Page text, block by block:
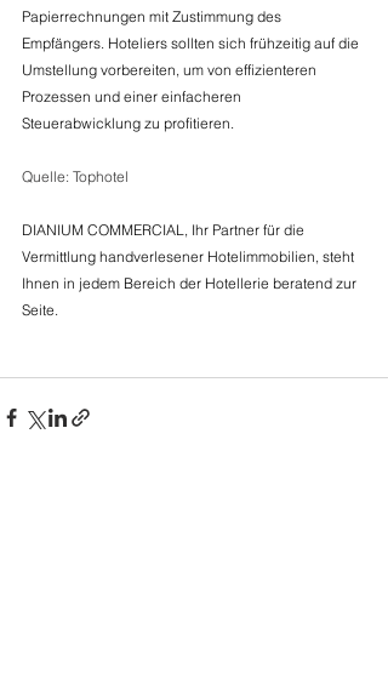
Papierrechnungen mit Zustimmung des
Empfängers. Hoteliers sollten sich frühzeitig auf die
Umstellung vorbereiten, um von effizienteren
Prozessen und einer einfacheren
Steuerabwicklung zu profitieren.
Quelle: Tophotel
DIANIUM COMMERCIAL, Ihr Partner für die
Vermittlung handverlesener Hotelimmobilien, steht
Ihnen in jedem Bereich der Hotellerie beratend zur
Seite.